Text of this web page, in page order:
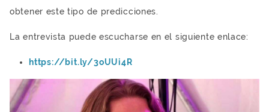
obtener este tipo de predicciones.
La entrevista puede escucharse en el siguiente enlace:
https://bit.ly/3oUUi4R